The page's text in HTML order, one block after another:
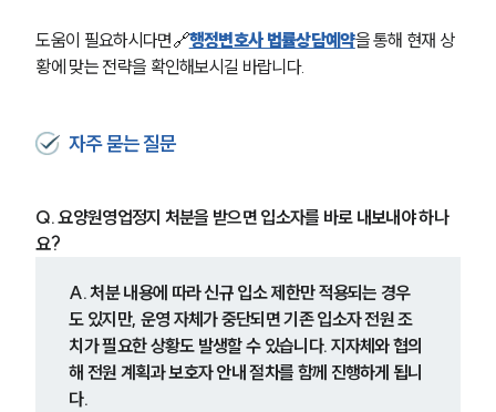
도움이 필요하시다면🔗행정변호사 법률상담예약을 통해 현재 상
황에 맞는 전략을 확인해보시길 바랍니다.
자주 묻는 질문
Q. 요양원영업정지 처분을 받으면 입소자를 바로 내보내야 하나
요?
A. 처분 내용에 따라 신규 입소 제한만 적용되는 경우
도 있지만, 운영 자체가 중단되면 기존 입소자 전원 조
치가 필요한 상황도 발생할 수 있습니다. 지자체와 협의
해 전원 계획과 보호자 안내 절차를 함께 진행하게 됩니
다.